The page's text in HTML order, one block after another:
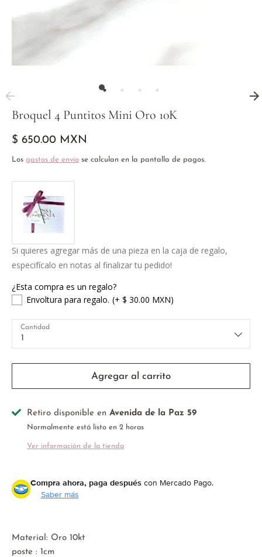
Broquel 4 Puntitos Mini Oro 10K
$ 650.00 MXN
Los gastos de envío se calculan en la pantalla de pagos.
Si quieres agregar más de una pieza en la caja de regalo,
especifícalo en notas al finalizar tu pedido!
¿Esta compra es un regalo?
Envoltura para regalo. (+ $ 30.00 MXN)
Cantidad
1
Agregar al carrito
Retiro disponible en Avenida de la Paz 59
Normalmente está listo en 2 horas
Ver información de la tienda
Compra ahora, paga después con Mercado Pago.
Saber más
Material: Oro 10kt
poste : 1cm